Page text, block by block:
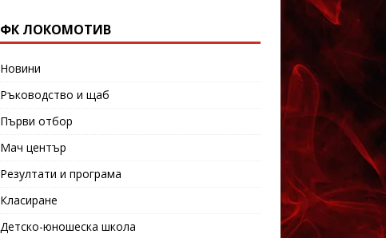
ФК ЛОКОМОТИВ
Новини
Ръководство и щаб
Първи отбор
Мач център
Резултати и програма
Класиране
Детско-юношеска школа